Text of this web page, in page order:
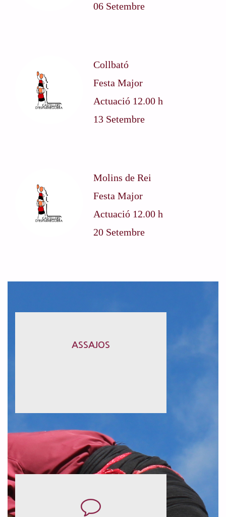
06 Setembre
Collbató
Festa Major
Actuació 12.00 h
13 Setembre
Molins de Rei
Festa Major
Actuació 12.00 h
20 Setembre
ASSAJOS
Dimarts i divendres
SI NECESSITES MÉS INFORMACIÓ,
CONTACTA AMB NOSALTRES